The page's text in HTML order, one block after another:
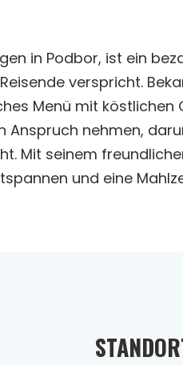
in Podbor, ist ein
verspricht.
Menü mit köstlichen
Anspruch nehmen,
Mit seinem
und eine